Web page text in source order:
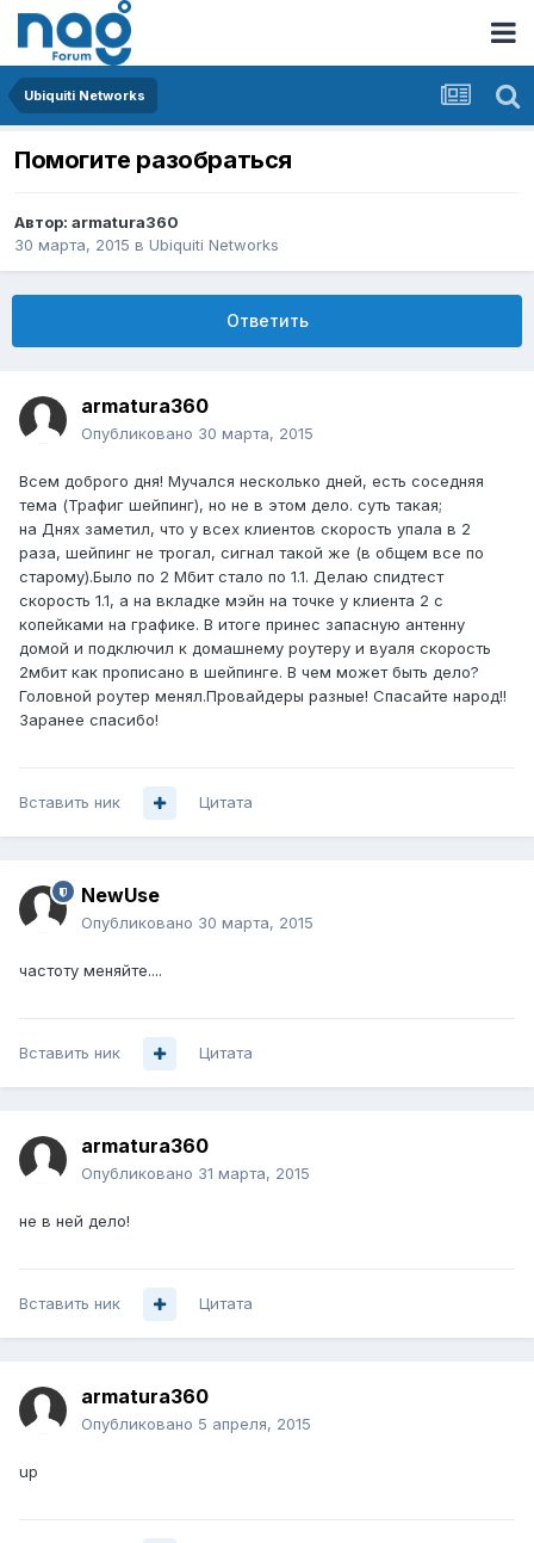
Ubiquiti Networks
Помогите разобраться
Автор: armatura360
30 марта, 2015 в Ubiquiti Networks
Ответить
armatura360
Опубликовано 30 марта, 2015
Всем доброго дня! Мучался несколько дней, есть соседняя
тема (Трафиг шейпинг), но не в этом дело. суть такая;
на Днях заметил, что у всех клиентов скорость упала в 2
раза, шейпинг не трогал, сигнал такой же (в общем все по
старому).Было по 2 Мбит стало по 1.1. Делаю спидтест
скорость 1.1, а на вкладке мэйн на точке у клиента 2 с
копейками на графике. В итоге принес запасную антенну
домой и подключил к домашнему роутеру и вуаля скорость
2мбит как прописано в шейпинге. В чем может быть дело?
Головной роутер менял.Провайдеры разные! Спасайте народ!!
Заранее спасибо!
Вставить ник Цитата
NewUse
Опубликовано 30 марта, 2015
частоту меняйте....
Вставить ник Цитата
armatura360
Опубликовано 31 марта, 2015
не в ней дело!
Вставить ник Цитата
armatura360
Опубликовано 5 апреля, 2015
up